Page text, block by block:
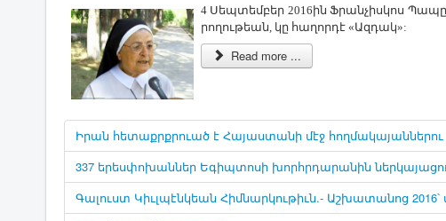
4 ­Սեպ­տեմ­բեր 2016ին Ֆ­րան­չիս­կոս
րո­ղու­թեան, կը հա­ղոր­դէ «Ազ­դակ»:
Read more ...
Իրան հետաքրքրուած է Հայաստանի մէջ հողմակայաններու
337 երեսփոխաններ Եգիպտոսի խորհրդարանին
Գալուստ Կիւլպէնկեան Հիմնարկութիւն.- Աշխատանոց